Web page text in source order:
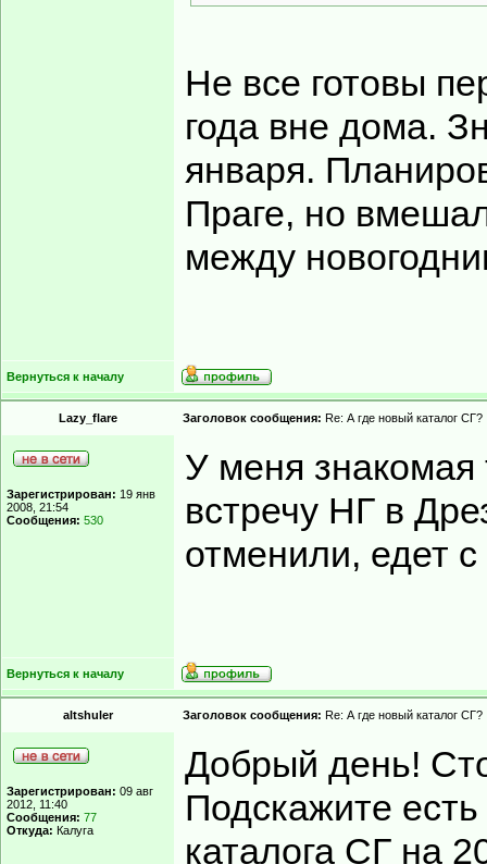
Не все готовы
года вне дома.
января.
Праге, но
между
Вернуться к началу
Lazy_flare Заголовок сообщения: Re: А где новый каталог СГ?
Зарегистрирован: 19 янв
2008, 21:54
Сообщения: 530
У меня
встречу НГ в
отменили, едет
Вернуться к началу
altshuler Заголовок сообщения: Re: А где новый каталог СГ?
Зарегистрирован: 09 авг
2012, 11:40
Сообщения: 77
Откуда: Калуга
Добрый день!
Подскажите
каталога СГ на